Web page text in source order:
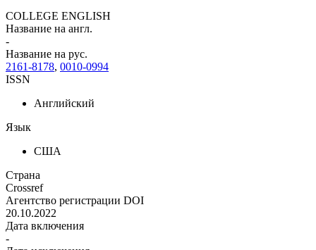
COLLEGE ENGLISH
Название на англ.
-
Название на рус.
2161-8178, 0010-0994
ISSN
Английский
Язык
США
Страна
Crossref
Агентство регистрации DOI
20.10.2022
Дата включения
-